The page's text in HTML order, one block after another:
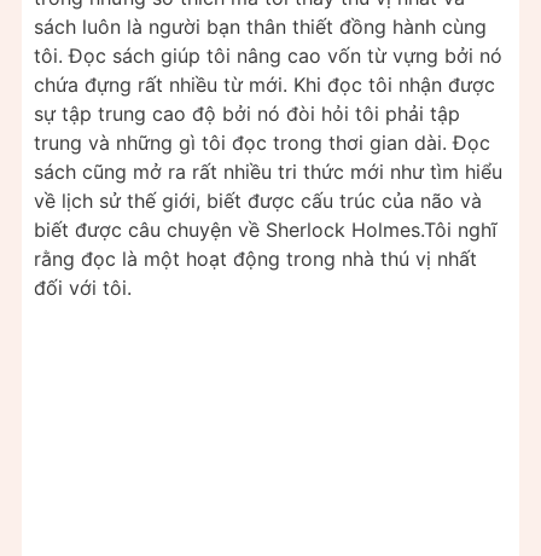
sách luôn là người bạn thân thiết đồng hành cùng
tôi. Đọc sách giúp tôi nâng cao vốn từ vựng bởi nó
chứa đựng rất nhiều từ mới. Khi đọc tôi nhận được
sự tập trung cao độ bởi nó đòi hỏi tôi phải tập
trung và những gì tôi đọc trong thơi gian dài. Đọc
sách cũng mở ra rất nhiều tri thức mới như tìm hiểu
về lịch sử thế giới, biết được cấu trúc của não và
biết được câu chuyện về Sherlock Holmes.Tôi nghĩ
rằng đọc là một hoạt động trong nhà thú vị nhất
đối với tôi.